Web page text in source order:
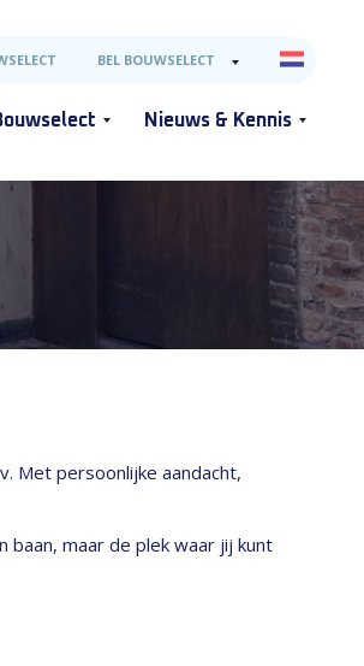
BEL BOUWSELECT
Nieuws & Kennis
Met persoonlijke aandacht,
maar de plek waar jij kunt